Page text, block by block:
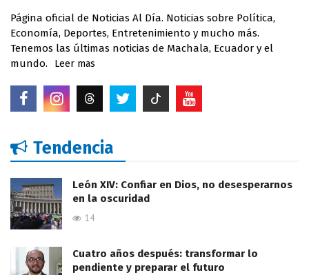
Página oficial de Noticias Al Día. Noticias sobre Política,
Economía, Deportes, Entretenimiento y mucho más.
Tenemos las últimas noticias de Machala, Ecuador y el
mundo.
Leer mas
Tendencia
León XIV: Confiar en Dios, no desesperarnos
en la oscuridad
14
Cuatro años después: transformar lo
pendiente y preparar el futuro